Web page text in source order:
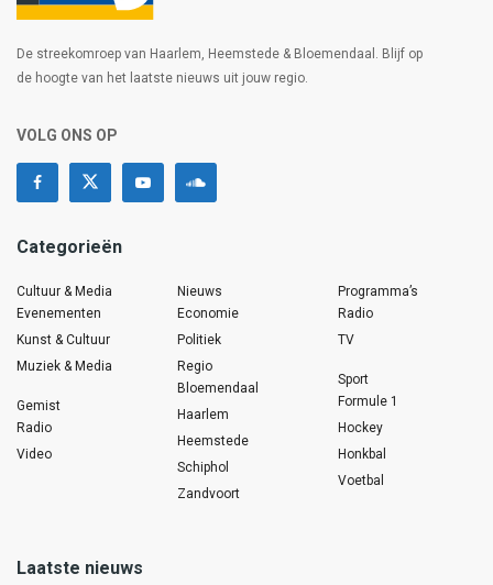
De streekomroep van Haarlem, Heemstede & Bloemendaal. Blijf op
de hoogte van het laatste nieuws uit jouw regio.
VOLG ONS OP
Categorieën
Cultuur & Media
Evenementen
Kunst & Cultuur
Muziek & Media
Gemist
Radio
Video
Nieuws
Economie
Politiek
Regio
Bloemendaal
Haarlem
Heemstede
Schiphol
Zandvoort
Programma’s
Radio
TV
Sport
Formule 1
Hockey
Honkbal
Voetbal
Laatste nieuws